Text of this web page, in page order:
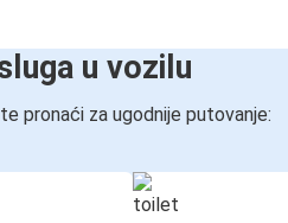
u vozilu
pronaći za ugodnije putovanje: